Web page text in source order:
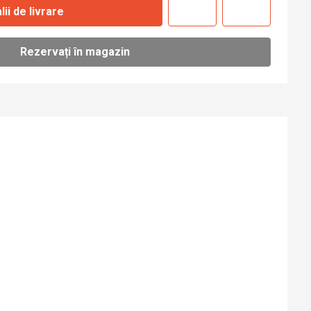
de livrare
Rezervați în magazin